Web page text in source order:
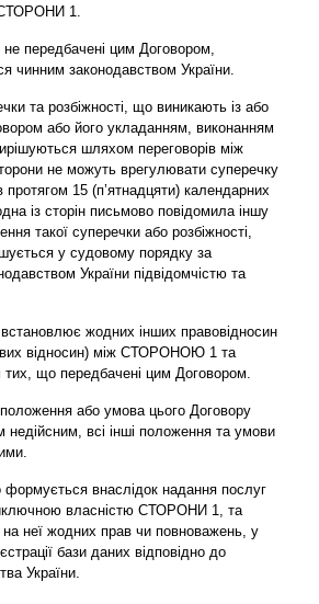
СТОРОНИ 1.
передбачені цим Договором,
законодавством України.
та розбіжності, що виникають із або
або його укладанням, виконанням
шляхом переговорів між
не можуть врегулювати суперечку
15 (п’ятнадцяти) календарних
із сторін письмово повідомила іншу
такої суперечки або розбіжності,
у судовому порядку за
України підвідомчістю та
жодних інших правовідносин
відносин) між СТОРОНОЮ 1 та
що передбачені цим Договором.
або умова цього Договору
всі інші положення та умови
внаслідок надання послуг
власністю СТОРОНИ 1, та
неї жодних прав чи повноважень, у
бази даних відповідно до
України.